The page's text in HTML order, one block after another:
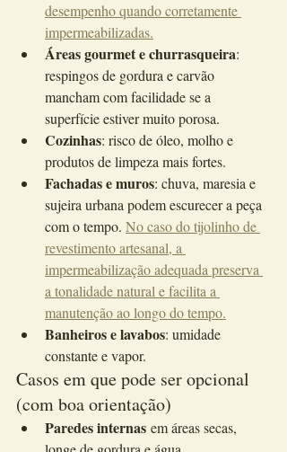
desempenho quando corretamente
impermeabilizadas.
Áreas gourmet e churrasqueira:
respingos de gordura e carvão
mancham com facilidade se a
superfície estiver muito porosa.
Cozinhas: risco de óleo, molho e
produtos de limpeza mais fortes.
Fachadas e muros: chuva, maresia e
sujeira urbana podem escurecer a peça
com o tempo. No caso do tijolinho de
revestimento artesanal, a
impermeabilização adequada preserva
a tonalidade natural e facilita a
manutenção ao longo do tempo.
Banheiros e lavabos: umidade
constante e vapor.
Casos em que pode ser opcional
(com boa orientação)
Paredes internas em áreas secas,